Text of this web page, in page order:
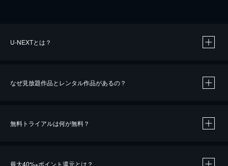
U-NEXTとは？
なぜ見放題作品とレンタル作品があるの？
無料トライアルは何が無料？
最大40%※ポイント還元とは？